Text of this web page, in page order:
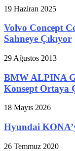
19 Haziran 2025
Volvo Concept
Sahneye Çıkıyor
29 Ağustos 2013
BMW ALPINA
Konsept Ortaya
18 Mayıs 2026
Hyundai
26 Temmuz 2020